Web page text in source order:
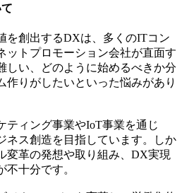
を創出するDXは、多くのITコン
ットプロモーション会社が直面す
しい、どのように始めるべきか分
作りがしたいといった悩みがあり
ティング事業やIoT事業を通じ
ネス創造を目指しています。しか
変革の発想や取り組み、DX実現
十分です。